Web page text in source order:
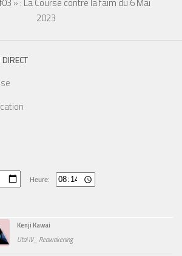
» : La Course contre la faim du 6 Mai
2023
Heure:
Kenji Kawai
Utai IV_ Reawakening